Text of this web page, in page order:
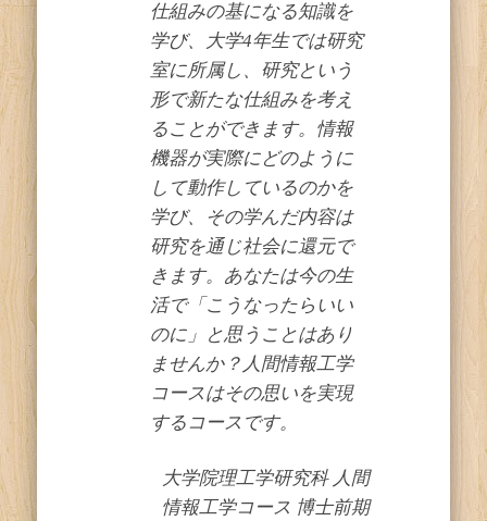
仕組みの基になる知識を
学び、大学4年生では研究
室に所属し、研究という
形で新たな仕組みを考え
ることができます。情報
機器が実際にどのように
して動作しているのかを
学び、その学んだ内容は
研究を通じ社会に還元で
きます。あなたは今の生
活で「こうなったらいい
のに」と思うことはあり
ませんか？人間情報工学
コースはその思いを実現
するコースです。
大学院理工学研究科 人間
情報工学コース 博士前期